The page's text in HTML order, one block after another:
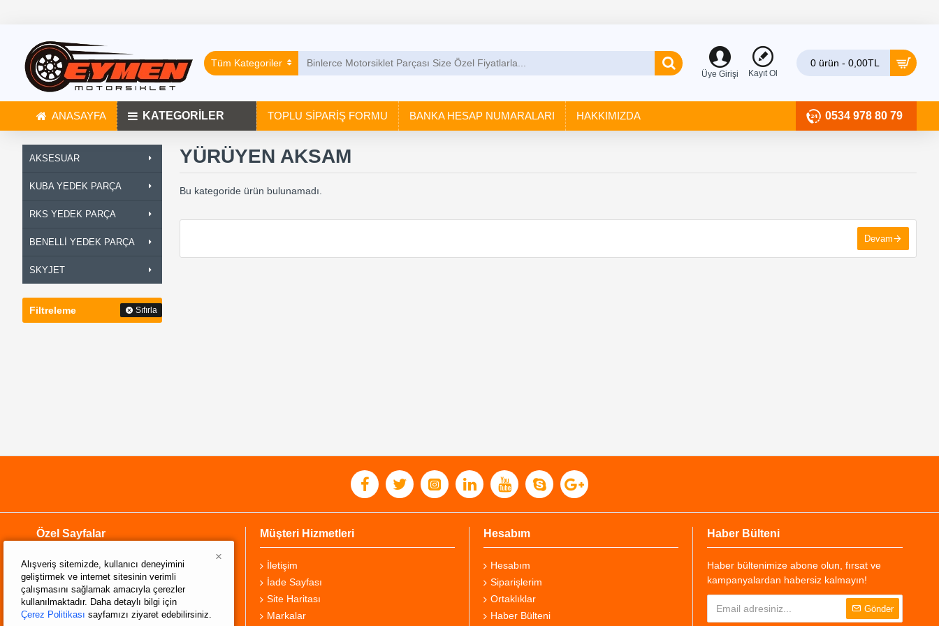
Tüm Kategoriler
Üye Girişi Kayıt Ol
0 ürün - 0,00TL
ANASAYFA KATEGORİLER TOPLU SİPARİŞ FORMU BANKA HESAP NUMARALARI HAKKIMIZDA 0534 978 80 79
AKSESUAR
KUBA YEDEK PARÇA
RKS YEDEK PARÇA
BENELLİ YEDEK PARÇA
SKYJET
Filtreleme Sıfırla
YÜRÜYEN AKSAM
Bu kategoride ürün bulunamadı.
Devam
Özel Sayfalar
Hakkımızda
Teslimat Bilgisi
Gizlilik Sözleşmesi
Şartlar ve Koşullar
Müşteri Hizmetleri
İletişim
İade Sayfası
Site Haritası
Markalar
Hesabım
Hesabım
Siparişlerim
Ortaklıklar
Haber Bülteni
Haber Bülteni
Haber bültenimize abone olun, fırsat ve
kampanyalardan habersiz kalmayın!
Gönder
Alışveriş sitemizde, kullanıcı deneyimini
geliştirmek ve internet sitesinin verimli
çalışmasını sağlamak amacıyla çerezler
kullanılmaktadır. Daha detaylı bilgi için
Çerez Politikası sayfamızı ziyaret edebilirsiniz.
×